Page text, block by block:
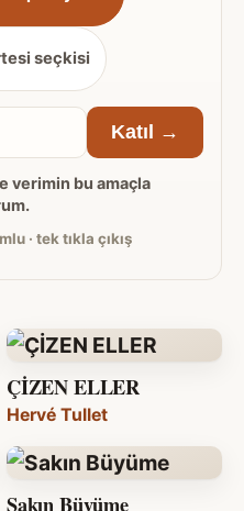
seçkisi
Katıl →
verimin bu amaçla
· tek tıkla çıkış
ÇİZEN ELLER
Hervé Tullet
Sakın Büyüme